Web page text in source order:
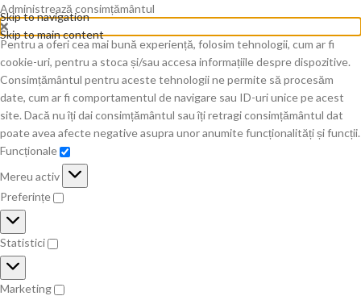
Administrează consimțământul
Pentru a oferi cea mai bună experiență, folosim tehnologii, cum ar fi
cookie-uri, pentru a stoca și/sau accesa informațiile despre dispozitive.
Consimțământul pentru aceste tehnologii ne permite să procesăm
date, cum ar fi comportamentul de navigare sau ID-uri unice pe acest
site. Dacă nu îți dai consimțământul sau îți retragi consimțământul dat
poate avea afecte negative asupra unor anumite funcționalități și funcții.
Funcționale
Mereu activ
Preferințe
Statistici
Marketing
Skip to navigation
Skip to main content